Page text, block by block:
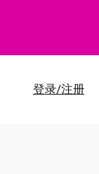
登录/注册